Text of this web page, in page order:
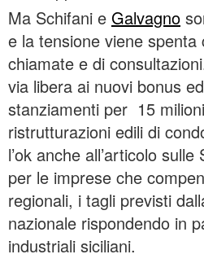
Ma Schifani e Galvagno
e la tensione viene spenta
chiamate e di
via libera ai nuovi bonus
stanziamenti per 15
ristrutturazioni edili di
l’ok anche all’articolo
per le imprese che
regionali, i tagli previsti
nazionale rispondendo in
industriali siciliani.